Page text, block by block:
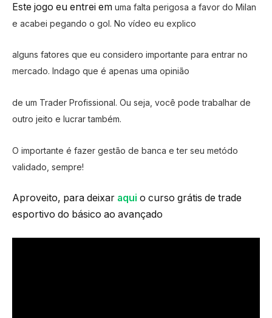
Este jogo eu entrei em uma falta perigosa a favor do Milan
e acabei pegando o gol. No vídeo eu explico
alguns fatores que eu considero importante para entrar no
mercado. Indago que é apenas uma opinião
de um Trader Profissional. Ou seja, você pode trabalhar de
outro jeito e lucrar também.
O importante é fazer gestão de banca e ter seu metódo
validado, sempre!
Aproveito, para deixar aqui o curso grátis de trade
esportivo do básico ao avançado